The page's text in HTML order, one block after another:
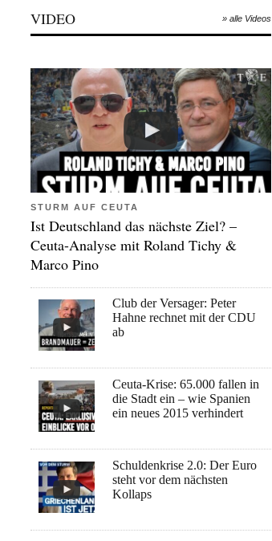
VIDEO » alle Videos
STURM AUF CEUTA
Ist Deutschland das nächste Ziel? –
Ceuta-Analyse mit Roland Tichy &
Marco Pino
Club der Versager: Peter
Hahne rechnet mit der CDU
ab
Ceuta-Krise: 65.000 fallen in
die Stadt ein – wie Spanien
ein neues 2015 verhindert
Schuldenkrise 2.0: Der Euro
steht vor dem nächsten
Kollaps